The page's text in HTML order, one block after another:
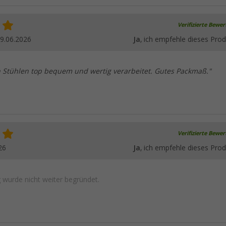
Verifizierte
Ja, ich empfehle dieses
Stühlen top bequem und wertig verarbeitet. Gutes Packmaß."
Verifizierte
Ja, ich empfehle dieses
nicht weiter begründet.